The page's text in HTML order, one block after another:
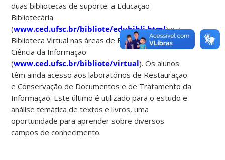
duas bibliotecas de suporte: a Educação
Bibliotecária
(www.ced.ufsc.br/bibliote/edubibli.html) e a
Biblioteca Virtual nas áreas de Biblioteconomia e
Ciência da Informação
(www.ced.ufsc.br/bibliote/virtual). Os alunos
têm ainda acesso aos laboratórios de Restauração
e Conservação de Documentos e de Tratamento da
Informação. Este último é utilizado para o estudo e
análise temática de textos e livros, uma
oportunidade para aprender sobre diversos
campos de conhecimento.